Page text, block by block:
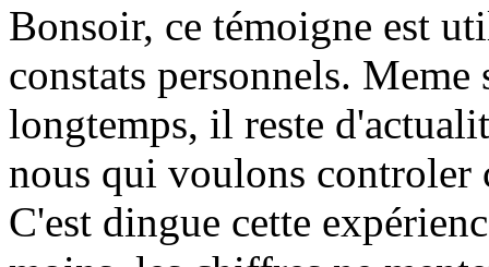
Bonsoir, ce témoigne est
constats personnels.
longtemps, il reste
nous qui voulons controler
C'est dingue cette